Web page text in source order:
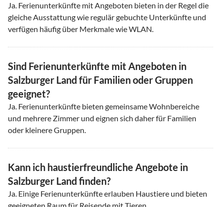
Ja. Ferienunterkünfte mit Angeboten bieten in der Regel die
gleiche Ausstattung wie regulär gebuchte Unterkünfte und
verfügen häufig über Merkmale wie WLAN.
Sind Ferienunterkünfte mit Angeboten in
Salzburger Land für Familien oder Gruppen
geeignet?
Ja. Ferienunterkünfte bieten gemeinsame Wohnbereiche
und mehrere Zimmer und eignen sich daher für Familien
oder kleinere Gruppen.
Kann ich haustierfreundliche Angebote in
Salzburger Land finden?
Ja. Einige Ferienunterkünfte erlauben Haustiere und bieten